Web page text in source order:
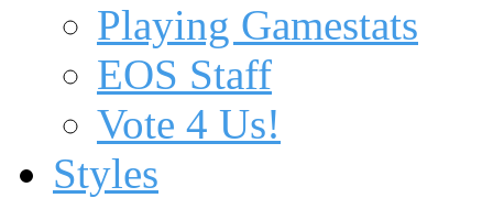
Playing Gamestats
EOS Staff
Vote 4 Us!
Styles